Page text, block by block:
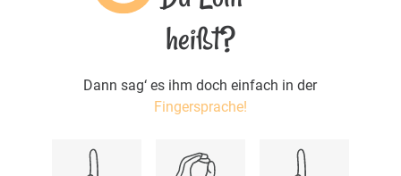
heißt?
Dann sag‘ es ihm doch einfach in der
Fingersprache!